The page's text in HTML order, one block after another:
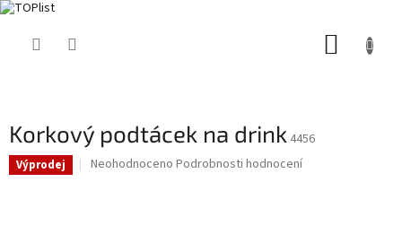
Korkový podtácek na drink 4456
Výprodej
Průměrné
Neohodnoceno Podrobnosti hodnocení